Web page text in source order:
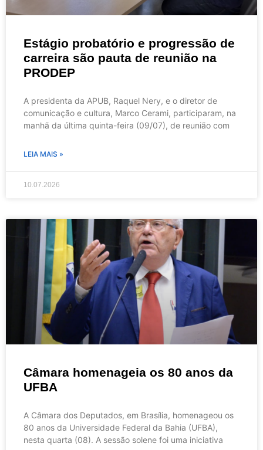
Estágio probatório e progressão de
carreira são pauta de reunião na
PRODEP
A presidenta da APUB, Raquel Nery, e o diretor de
comunicação e cultura, Marco Cerami, participaram, na
manhã da última quinta-feira (09/07), de reunião com
LEIA MAIS »
10.07.2026
Câmara homenageia os 80 anos da
UFBA
A Câmara dos Deputados, em Brasília, homenageou os
80 anos da Universidade Federal da Bahia (UFBA),
nesta quarta (08). A sessão solene foi uma iniciativa